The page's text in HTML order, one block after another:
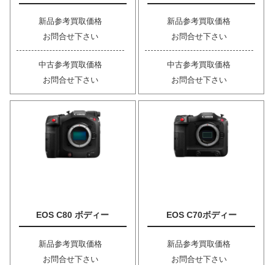
新品参考買取価格
お問合せ下さい
中古参考買取価格
お問合せ下さい
新品参考買取価格
お問合せ下さい
中古参考買取価格
お問合せ下さい
EOS C80 ボディー
新品参考買取価格
お問合せ下さい
EOS C70ボディー
新品参考買取価格
お問合せ下さい